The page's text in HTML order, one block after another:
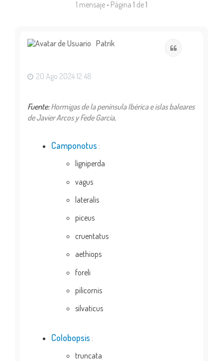
1 mensaje • Página 1 de1
Patrik
20 Ago 2024 12:48
Fuente:Hormigas de la península Ibérica e islas baleares
de Javier Arcos y Fede García.
Camponotus :
ligniperda
vagus
lateralis
piceus
cruentatus
aethiops
foreli
pilicornis
silvaticus
Colobopsis :
truncata